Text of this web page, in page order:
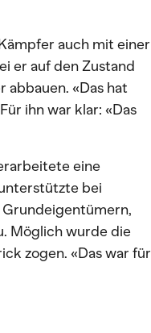
auch mit einer
er auf den Zustand
«Das hat
ihn war klar: «Das
eine
bei
Möglich wurde die
zogen. «Das war für